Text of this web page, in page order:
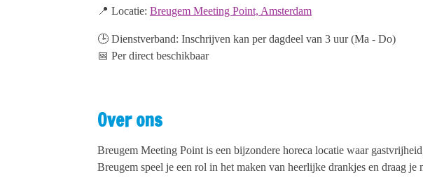
📍 Locatie: Breugem Meeting Point, Amsterdam
🕒 Dienstverband: Inschrijven kan per dagdeel van 3 uur (Ma - Do)
📅 Per direct beschikbaar
Over ons
Breugem Meeting Point is een bijzondere horeca locatie waar
Breugem speel je een rol in het maken van heerlijke drankjes en draag je